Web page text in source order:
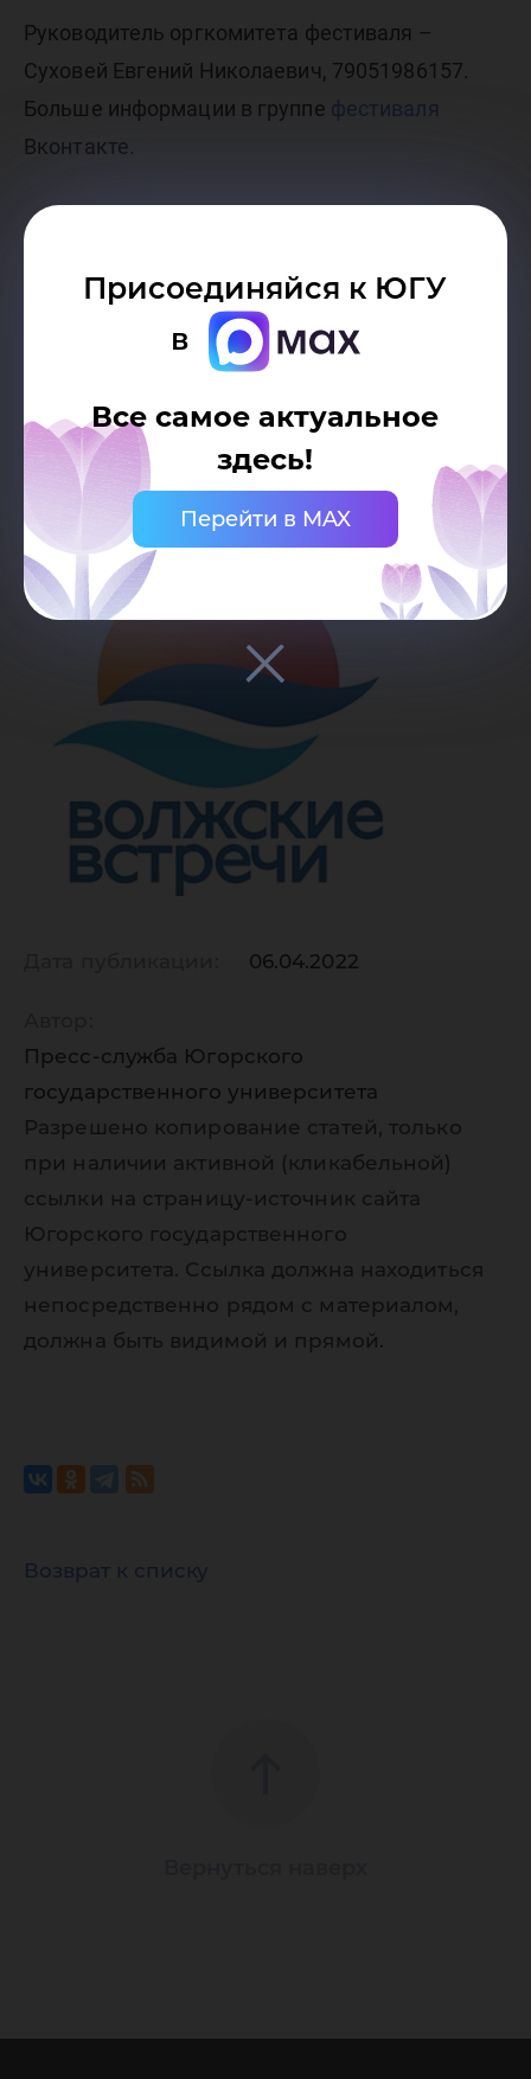
Присоединяйся к ЮГУ
в
Все самое актуальное
здесь!
Перейти в MAX
Руководитель оргкомитета фестиваля –
Суховей Евгений Николаевич, 79051986157.
Больше информации в группе фестиваля
Вконтакте.
Файл
291.5 КБ
06.04.2022
Пресс-служба Югорского
государственного университета
Разрешено копирование статей, только
при наличии активной (кликабельной)
ссылки на страницу-источник сайта
Югорского государственного
университета. Ссылка должна находиться
непосредственно рядом с материалом,
должна быть видимой и прямой.
Возврат к списку